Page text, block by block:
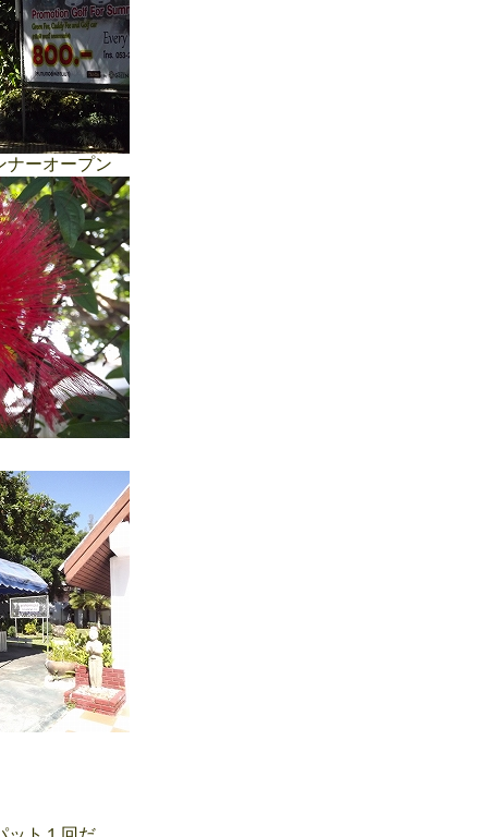
ーオープン